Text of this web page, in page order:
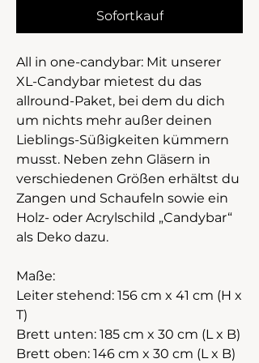
Sofortkauf
All in one-candybar: Mit unserer
XL-Candybar mietest du das
allround-Paket, bei dem du dich
um nichts mehr außer deinen
Lieblings-Süßigkeiten kümmern
musst. Neben zehn Gläsern in
verschiedenen Größen erhältst du
Zangen und Schaufeln sowie ein
Holz- oder Acrylschild „Candybar“
als Deko dazu.
Maße:
Leiter stehend: 156 cm x 41 cm (H x
T)
Brett unten: 185 cm x 30 cm (L x B)
Brett oben: 146 cm x 30 cm (L x B)